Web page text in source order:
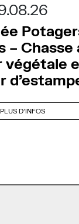
– Chasse
végétale
PLUS D'INFOS